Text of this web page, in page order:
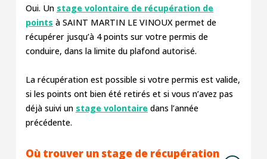
Oui. Un stage volontaire de récupération de
points à SAINT MARTIN LE VINOUX permet de
récupérer jusqu’à 4 points sur votre permis de
conduire, dans la limite du plafond autorisé.
La récupération est possible si votre permis est valide,
si les points ont bien été retirés et si vous n’avez pas
déjà suivi un stage volontaire dans l’année
précédente.
Où trouver un stage de récupération